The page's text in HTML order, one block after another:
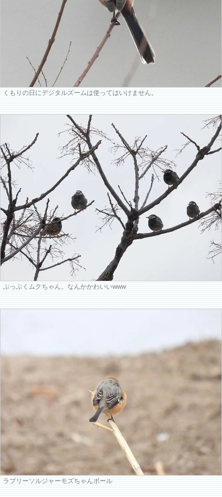
くもりの日にデジタルズームは使ってはいけません。
ぷっぷくムクちゃん。なんかかわいいwww
ラブリーソルジャーモズちゃんボール